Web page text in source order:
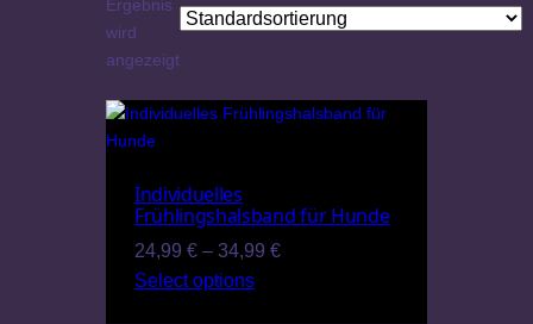
Ergebnis
wird
angezeigt
Individuelles
Frühlingshalsband für Hunde
24,99 € – 34,99 €Preisspanne:
Select options